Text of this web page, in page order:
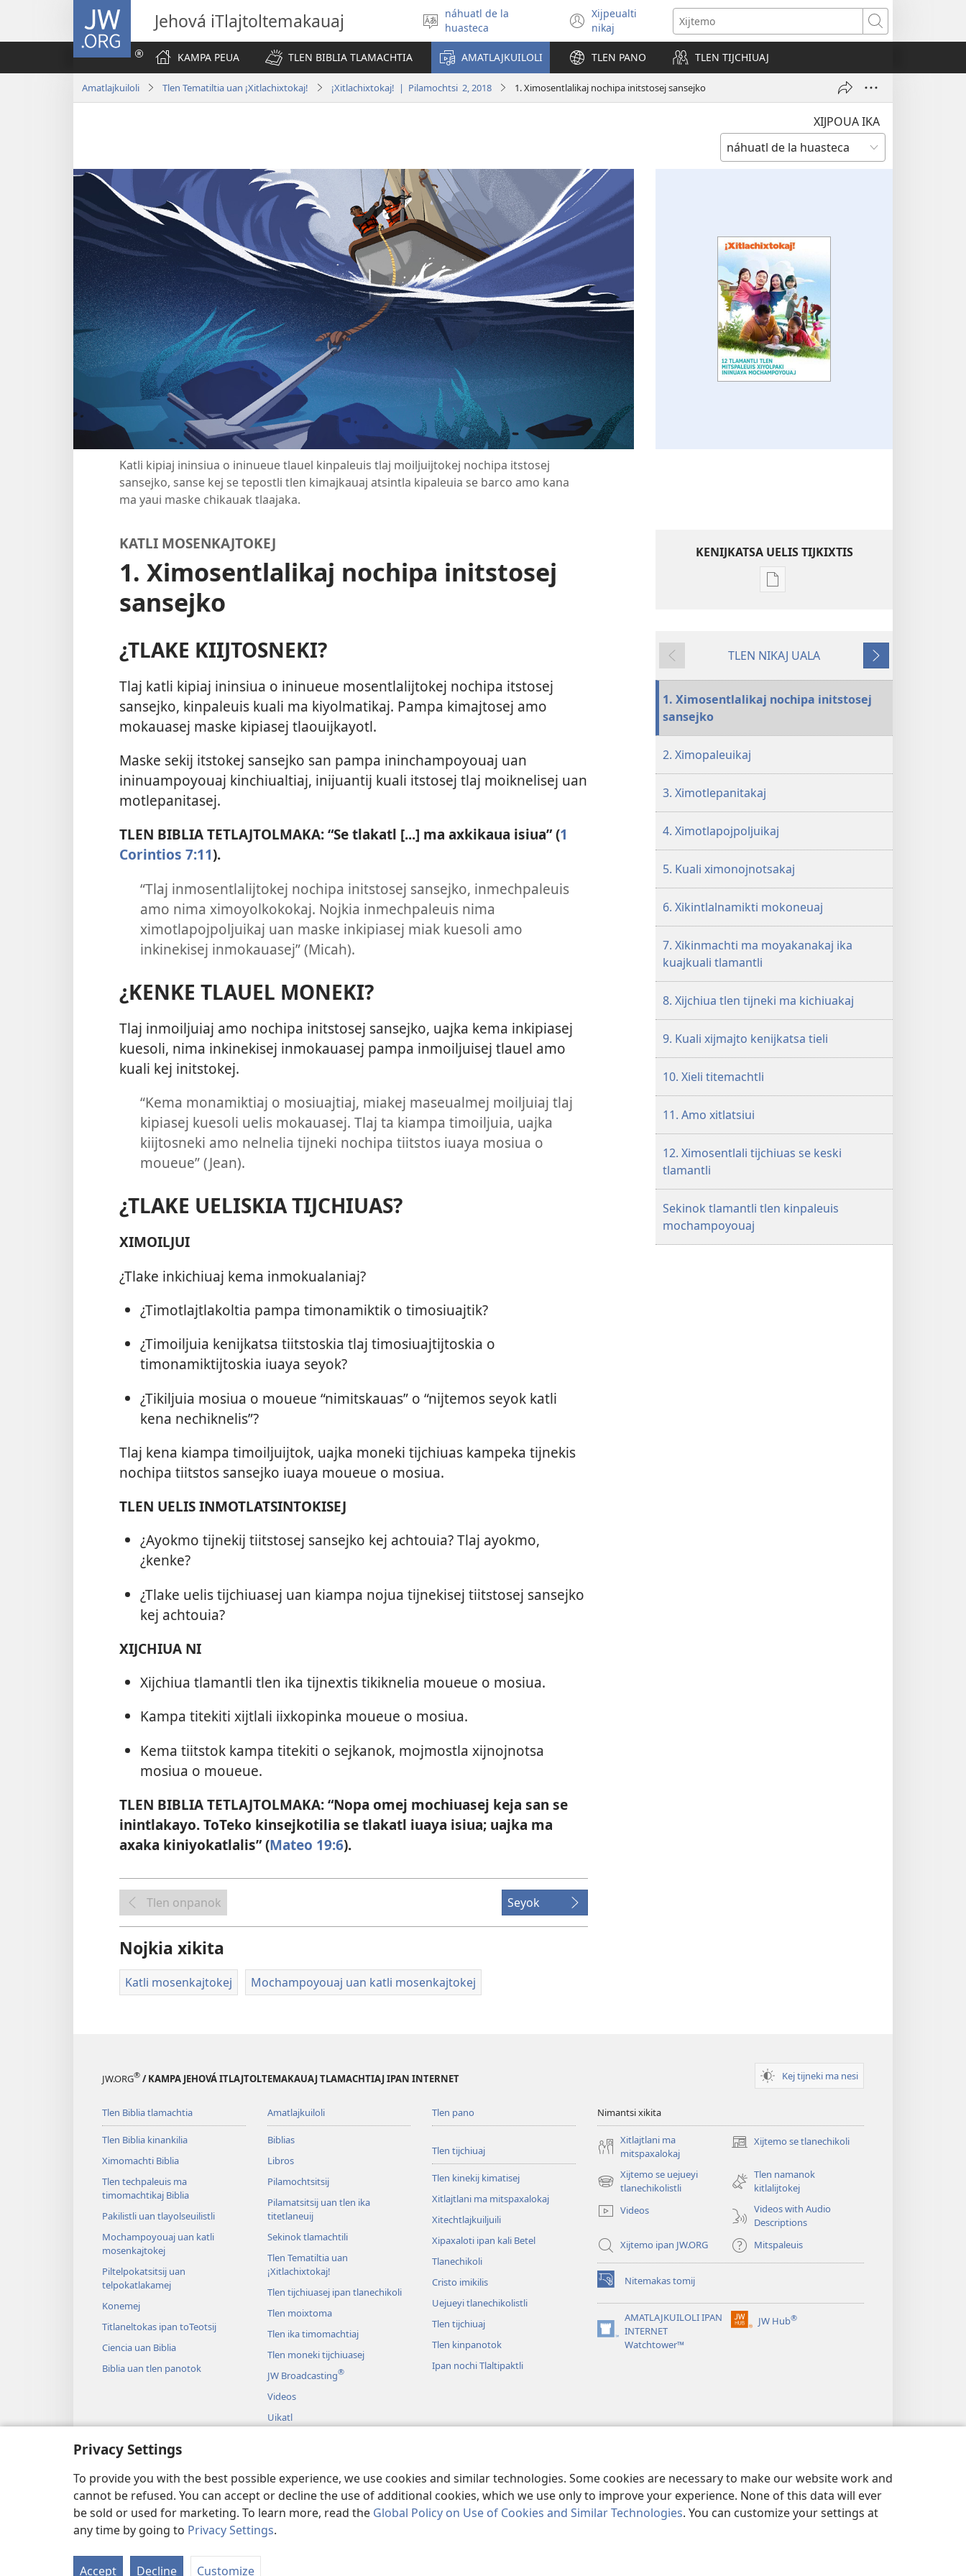
Privacy Settings
To provide you with the best possible experience, we use cookies and similar technologies. Some cookies are necessary to make our website work and
cannot be refused. You can accept or decline the use of additional cookies, which we use only to improve your experience. None of this data will ever
be sold or used for marketing. To learn more, read the Global Policy on Use of Cookies and Similar Technologies. You can customize your settings at
any time by going to Privacy Settings.
Accept Decline Customize
JW.ORG
Jehová iTlajtoltemakauaj
Xitlapejpeni
se
tlajtoli
náhuatl de la
huasteca
Xijpeualti
nikaj(opens
new
window)
Xijtemo
KAMPA PEUA TLEN BIBLIA TLAMACHTIA AMATLAJKUILOLI TLEN PANO TLEN TIJCHIUAJ
Amatlajkuiloli Tlen Tematiltia uan ¡Xitlachixtokaj! ¡Xitlachixtokaj! | Pilamochtsi 2, 2018 1. Ximosentlalikaj nochipa initstosej sansejko
XIJPOUA IKA
Katli kipiaj ininsiua o ininueue tlauel kinpaleuis tlaj moiljuijtokej nochipa itstosej
sansejko, sanse kej se tepostli tlen kimajkauaj atsintla kipaleuia se barco amo kana
ma yaui maske chikauak tlaajaka.
KATLI MOSENKAJTOKEJ
1. Ximosentlalikaj nochipa initstosej
sansejko
¿TLAKE KIIJTOSNEKI?
Tlaj katli kipiaj ininsiua o ininueue mosentlalijtokej nochipa itstosej
sansejko, kinpaleuis kuali ma kiyolmatikaj. Pampa kimajtosej amo
mokauasej maske kipiasej tlaouijkayotl.
Maske sekij itstokej sansejko san pampa ininchampoyouaj uan
ininuampoyouaj kinchiualtiaj, inijuantij kuali itstosej tlaj moiknelisej uan
motlepanitasej.
TLEN BIBLIA TETLAJTOLMAKA: “Se tlakatl [...] ma axkikaua isiua” (1
Corintios 7:11).
“Tlaj inmosentlalijtokej nochipa initstosej sansejko, inmechpaleuis
amo nima ximoyolkokokaj. Nojkia inmechpaleuis nima
ximotlapojpoljuikaj uan maske inkipiasej miak kuesoli amo
inkinekisej inmokauasej” (Micah).
¿KENKE TLAUEL MONEKI?
Tlaj inmoiljuiaj amo nochipa initstosej sansejko, uajka kema inkipiasej
kuesoli, nima inkinekisej inmokauasej pampa inmoiljuisej tlauel amo
kuali kej initstokej.
“Kema monamiktiaj o mosiuajtiaj, miakej maseualmej moiljuiaj tlaj
kipiasej kuesoli uelis mokauasej. Tlaj ta kiampa timoiljuia, uajka
kiijtosneki amo nelnelia tijneki nochipa tiitstos iuaya mosiua o
moueue” (Jean).
¿TLAKE UELISKIA TIJCHIUAS?
XIMOILJUI
¿Tlake inkichiuaj kema inmokualaniaj?
¿Timotlajtlakoltia pampa timonamiktik o timosiuajtik?
¿Timoiljuia kenijkatsa tiitstoskia tlaj timosiuajtijtoskia o
timonamiktijtoskia iuaya seyok?
¿Tikiljuia mosiua o moueue “nimitskauas” o “nijtemos seyok katli
kena nechiknelis”?
Tlaj kena kiampa timoiljuijtok, uajka moneki tijchiuas kampeka tijnekis
nochipa tiitstos sansejko iuaya moueue o mosiua.
TLEN UELIS INMOTLATSINTOKISEJ
¿Ayokmo tijnekij tiitstosej sansejko kej achtouia? Tlaj ayokmo,
¿kenke?
¿Tlake uelis tijchiuasej uan kiampa nojua tijnekisej tiitstosej sansejko
kej achtouia?
XIJCHIUA NI
Xijchiua tlamantli tlen ika tijnextis tikiknelia moueue o mosiua.
Kampa titekiti xijtlali iixkopinka moueue o mosiua.
Kema tiitstok kampa titekiti o sejkanok, mojmostla xijnojnotsa
mosiua o moueue.
TLEN BIBLIA TETLAJTOLMAKA: “Nopa omej mochiuasej keja san se
inintlakayo. ToTeko kinsejkotilia se tlakatl iuaya isiua; uajka ma
axaka kiniyokatlalis” (Mateo 19:6).
Tlen onpanok Seyok
Nojkia xikita
Katli mosenkajtokej Mochampoyouaj uan katli mosenkajtokej
KENIJKATSA UELIS TIJKIXTIS
Uelis
¡XITLACHIXTOKAJ!
tlamantli
tlen
mochampoyouaj
Tlen
onpanok
TLEN NIKAJ UALA
Seyok
1. Ximosentlalikaj nochipa initstosej
sansejko
2. Ximopaleuikaj
3. Ximotlepanitakaj
4. Ximotlapojpoljuikaj
5. Kuali ximonojnotsakaj
6. Xikintlalnamikti mokoneuaj
7. Xikinmachti ma moyakanakaj ika
kuajkuali tlamantli
8. Xijchiua tlen tijneki ma kichiuakaj
9. Kuali xijmajto kenijkatsa tieli
10. Xieli titemachtli
11. Amo xitlatsiui
12. Ximosentlali tijchiuas se keski
tlamantli
Sekinok tlamantli tlen kinpaleuis
mochampoyouaj
JW.ORG® / KAMPA JEHOVÁ ITLAJTOLTEMAKAUAJ TLAMACHTIAJ IPAN INTERNET Kej tijneki ma nesi
Tlen Biblia tlamachtia
Tlen Biblia kinankilia
Ximomachti Biblia
Tlen techpaleuis ma
timomachtikaj Biblia
Pakilistli uan tlayolseuilistli
Mochampoyouaj uan katli
mosenkajtokej
Piltelpokatsitsij uan
telpokatlakamej
Konemej
Titlaneltokas ipan toTeotsij
Ciencia uan Biblia
Biblia uan tlen panotok
Amatlajkuiloli
Biblias
Libros
Pilamochtsitsij
Pilamatsitsij uan tlen ika
titetlaneuij
Sekinok tlamachtili
Tlen Tematiltia uan
¡Xitlachixtokaj!
Tlen tijchiuasej ipan tlanechikoli
Tlen moixtoma
Tlen ika timomachtiaj
Tlen moneki tijchiuasej
JW Broadcasting®
Videos
Uikatl
Biblia
Tlen pano
Tlen tijchiuaj
Tlen kinekij kimatisej
Xitlajtlani ma mitspaxalokaj
Xitechtlajkuiljuili
Xipaxaloti ipan kali Betel
Tlanechikoli
Cristo imikilis
Uejueyi tlanechikolistli
Tlen tijchiuaj
Tlen kinpanotok
Ipan nochi Tlaltipaktli
Nimantsi xikita
Xitlajtlani ma
mitspaxalokaj
Xijtemo se tlanechikoli
(opens
window)
Xijtemo se uejueyi
tlanechikolistli
(opens
window)
Tlen namanok
kitlalijtokej
Videos
Videos with Audio
Descriptions
Xijtemo ipan JW.ORG
Mitspaleuis
Nitemakas tomij
(opens
new
window)AMATLAJKUILOLI IPAN
INTERNET
Watchtower™
(opens
JW Hub®
(opens
Copyright © 2026 Watch Tower Bible and Tract Society of Pennsylvania.